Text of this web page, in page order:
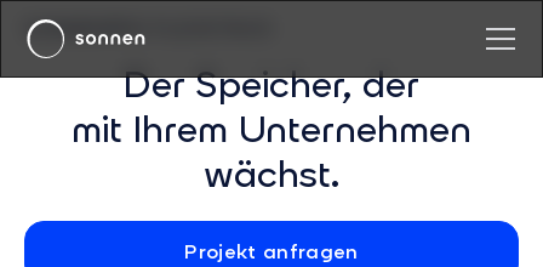
SONNENPRO FLEXSTACK
Der Speicher, der
mit Ihrem Unternehmen
wächst.
Projekt anfragen